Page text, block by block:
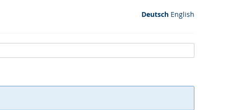
Deutsch English